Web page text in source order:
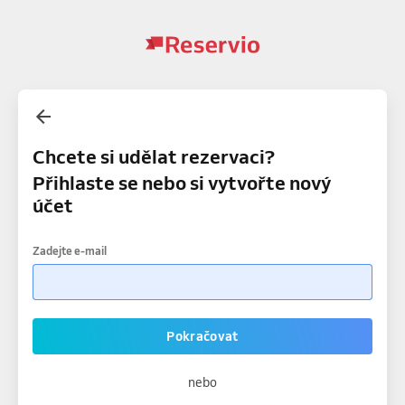
Chcete si udělat rezervaci?
Přihlaste se nebo si vytvořte nový
účet
Zadejte e-mail
Pokračovat
nebo